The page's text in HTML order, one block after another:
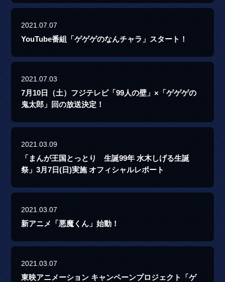
2021.07.07
YouTube番組「ゲゲゲのなんチャラ」スタート！
2021.07.03
7月10日（土）フジテレビ「99人の壁」×「ゲゲゲの
鬼太郎」回の放送決定！
2021.03.09
「まんが王国とっとり 生誕99年 水木しげる生誕
祭」3月7日(日)実施 オフィシャルレポート
2021.03.07
新アニメ「悪魔くん」始動！
2021.03.07
東映アニメーション キャンペーンプロジェクト「ゲ